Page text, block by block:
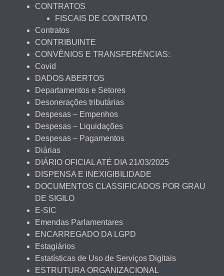
CONTRATOS
FISCAIS DE CONTRATO
Contratos
CONTRIBUINTE
CONVÊNIOS E TRANSFERÊNCIAS:
Covid
DADOS ABERTOS
Departamentos e Setores
Desonerações tributárias
Despesas – Empenhos
Despesas – Liquidações
Despesas – Pagamentos
Diárias
DIÁRIO OFICIAL ATÉ DIA 21/03/2025
DISPENSA E INEXIGIBILIDADE
DOCUMENTOS CLASSIFICADOS POR GRAU
DE SIGILO
E-SIC
Emendas Parlamentares
ENCARREGADO DA LGPD
Estagiários
Estatísticas de Uso de Serviços Digitais
ESTRUTURA ORGANIZACIONAL